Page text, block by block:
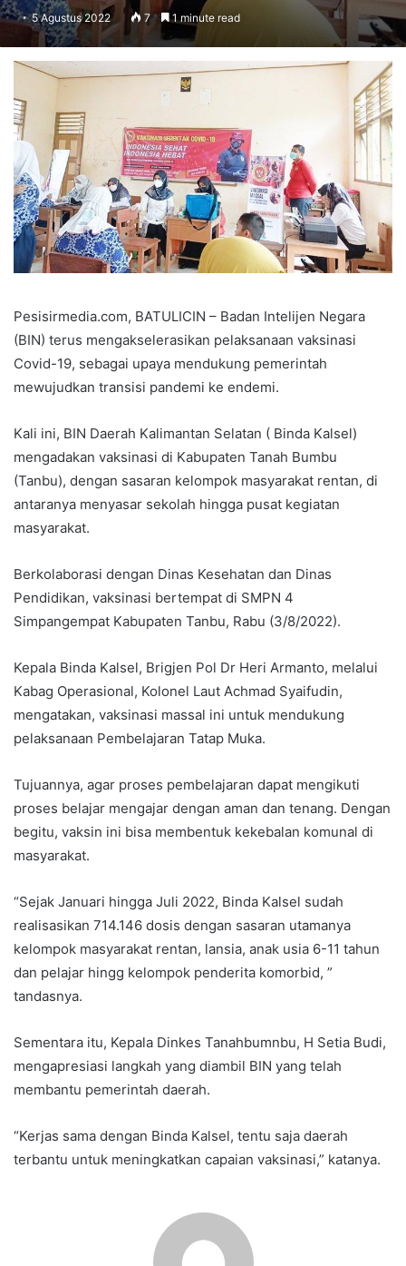
5 Agustus 2022 7 1 minute read
Pesisirmedia.com, BATULICIN – Badan Intelijen Negara
(BIN) terus mengakselerasikan pelaksanaan vaksinasi
Covid-19, sebagai upaya mendukung pemerintah
mewujudkan transisi pandemi ke endemi.
Kali ini, BIN Daerah Kalimantan Selatan ( Binda Kalsel)
mengadakan vaksinasi di Kabupaten Tanah Bumbu
(Tanbu), dengan sasaran kelompok masyarakat rentan, di
antaranya menyasar sekolah hingga pusat kegiatan
masyarakat.
Berkolaborasi dengan Dinas Kesehatan dan Dinas
Pendidikan, vaksinasi bertempat di SMPN 4
Simpangempat Kabupaten Tanbu, Rabu (3/8/2022).
Kepala Binda Kalsel, Brigjen Pol Dr Heri Armanto, melalui
Kabag Operasional, Kolonel Laut Achmad Syaifudin,
mengatakan, vaksinasi massal ini untuk mendukung
pelaksanaan Pembelajaran Tatap Muka.
Tujuannya, agar proses pembelajaran dapat mengikuti
proses belajar mengajar dengan aman dan tenang. Dengan
begitu, vaksin ini bisa membentuk kekebalan komunal di
masyarakat.
“Sejak Januari hingga Juli 2022, Binda Kalsel sudah
realisasikan 714.146 dosis dengan sasaran utamanya
kelompok masyarakat rentan, lansia, anak usia 6-11 tahun
dan pelajar hingg kelompok penderita komorbid, ”
tandasnya.
Sementara itu, Kepala Dinkes Tanahbumnbu, H Setia Budi,
mengapresiasi langkah yang diambil BIN yang telah
membantu pemerintah daerah.
“Kerjas sama dengan Binda Kalsel, tentu saja daerah
terbantu untuk meningkatkan capaian vaksinasi,” katanya.